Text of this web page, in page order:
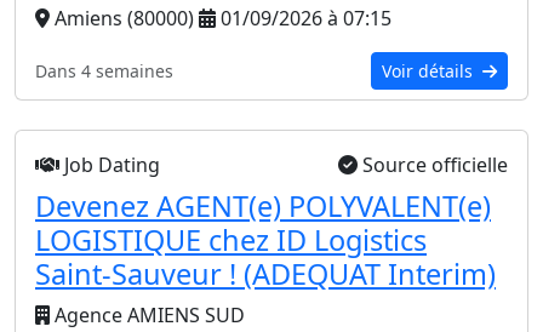
Amiens (80000)
01/09/2026 à 07:15
Dans 4 semaines Voir détails
Job Dating Source officielle
Devenez AGENT(e) POLYVALENT(e)
LOGISTIQUE chez ID Logistics
Saint-Sauveur ! (ADEQUAT Interim)
Agence AMIENS SUD